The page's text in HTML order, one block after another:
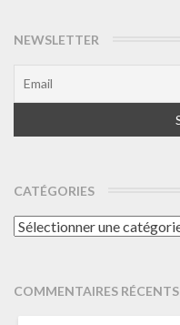
NEWSLETTER
CATÉGORIES
Catégories
COMMENTAIRES RÉCENTS